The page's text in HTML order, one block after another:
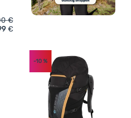
Husky Cruiser 55L' hinzufügen
€
€
-10%